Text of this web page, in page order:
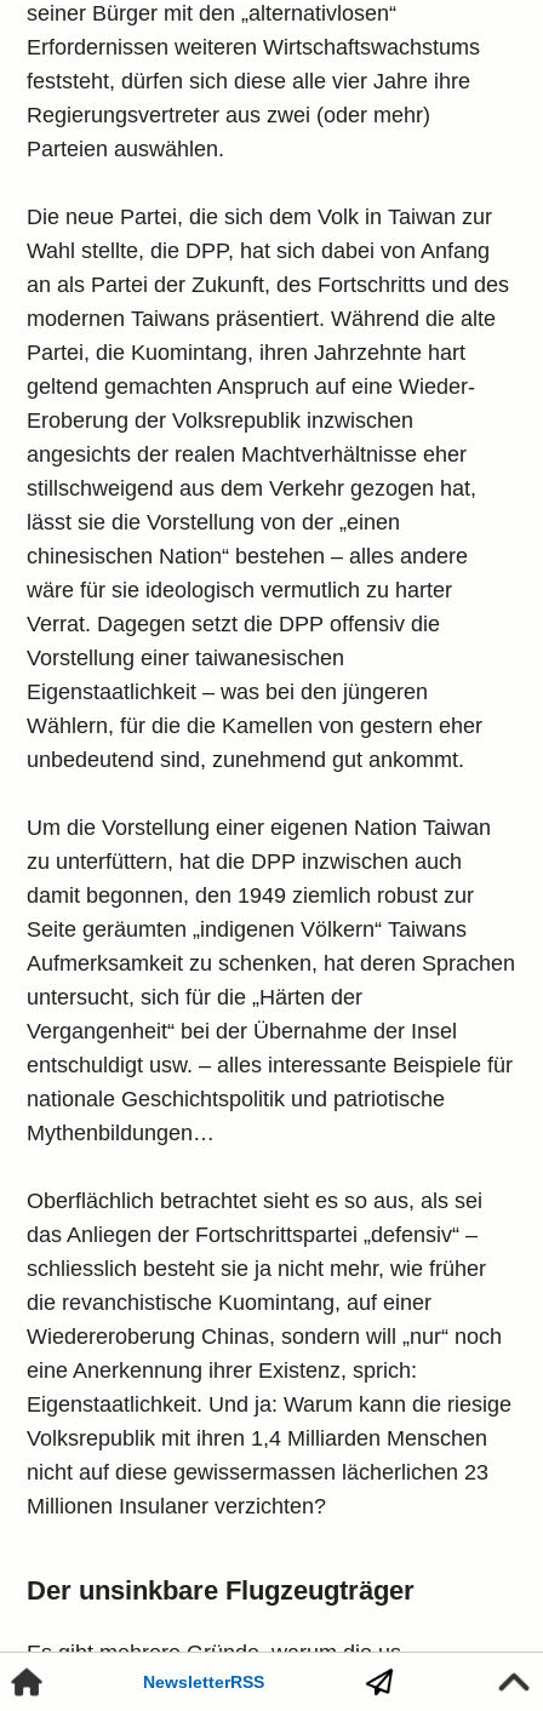
NewsletterRSS
seiner Bürger mit den „alternativlosen“
Erfordernissen weiteren Wirtschaftswachstums
feststeht, dürfen sich diese alle vier Jahre ihre
Regierungsvertreter aus zwei (oder mehr)
Parteien auswählen.
Die neue Partei, die sich dem Volk in Taiwan zur
Wahl stellte, die DPP, hat sich dabei von Anfang
an als Partei der Zukunft, des Fortschritts und des
modernen Taiwans präsentiert. Während die alte
Partei, die Kuomintang, ihren Jahrzehnte hart
geltend gemachten Anspruch auf eine Wieder-
Eroberung der Volksrepublik inzwischen
angesichts der realen Machtverhältnisse eher
stillschweigend aus dem Verkehr gezogen hat,
lässt sie die Vorstellung von der „einen
chinesischen Nation“ bestehen – alles andere
wäre für sie ideologisch vermutlich zu harter
Verrat. Dagegen setzt die DPP offensiv die
Vorstellung einer taiwanesischen
Eigenstaatlichkeit – was bei den jüngeren
Wählern, für die die Kamellen von gestern eher
unbedeutend sind, zunehmend gut ankommt.
Um die Vorstellung einer eigenen Nation Taiwan
zu unterfüttern, hat die DPP inzwischen auch
damit begonnen, den 1949 ziemlich robust zur
Seite geräumten „indigenen Völkern“ Taiwans
Aufmerksamkeit zu schenken, hat deren Sprachen
untersucht, sich für die „Härten der
Vergangenheit“ bei der Übernahme der Insel
entschuldigt usw. – alles interessante Beispiele für
nationale Geschichtspolitik und patriotische
Mythenbildungen…
Oberflächlich betrachtet sieht es so aus, als sei
das Anliegen der Fortschrittspartei „defensiv“ –
schliesslich besteht sie ja nicht mehr, wie früher
die revanchistische Kuomintang, auf einer
Wiedereroberung Chinas, sondern will „nur“ noch
eine Anerkennung ihrer Existenz, sprich:
Eigenstaatlichkeit. Und ja: Warum kann die riesige
Volksrepublik mit ihren 1,4 Milliarden Menschen
nicht auf diese gewissermassen lächerlichen 23
Millionen Insulaner verzichten?
Der unsinkbare Flugzeugträger
Es gibt mehrere Gründe, warum die us-
amerikanische Taiwan-Politik wie die